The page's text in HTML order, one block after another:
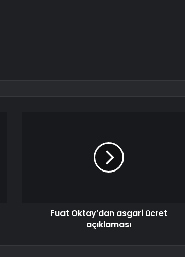
Fuat Oktay’dan asgari ücret
açıklaması